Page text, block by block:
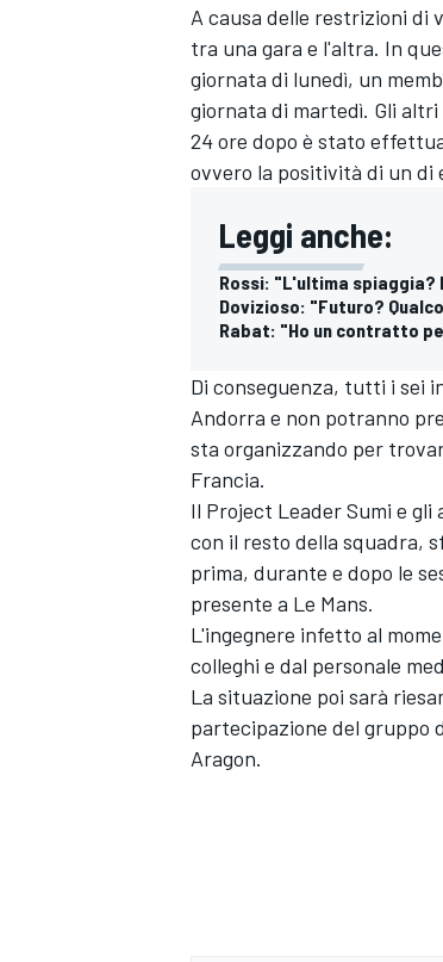
A causa delle restrizioni di
tra una gara e l'altra. In
giornata di lunedì, un
giornata di martedì. Gli
24 ore dopo è stato
ovvero la positività di un di
Leggi anche:
Rossi: "L'ultima spiaggia?
Dovizioso: "Futuro?
Rabat: "Ho un contratto
Di conseguenza, tutti i sei
Andorra e non potranno
sta organizzando per
Francia.
Il Project Leader Sumi e
con il resto della squadra,
prima, durante e dopo le
presente a Le Mans.
L'ingegnere infetto al
colleghi e dal personale
La situazione poi sarà
partecipazione del gruppo
Aragon.